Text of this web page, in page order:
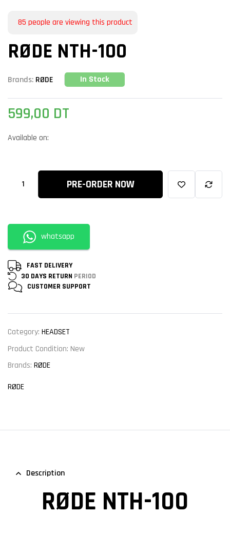
85 people are viewing this product
RØDE NTH-100
Brands: RØDE In Stock
599,00 DT
Available on:
PRE-ORDER NOW
whatsapp
FAST DELIVERY
30 DAYS RETURN PERIOD
CUSTOMER SUPPORT
Category: HEADSET
Product Condition: New
Brands: RØDE
RØDE
Description
RØDE NTH-100